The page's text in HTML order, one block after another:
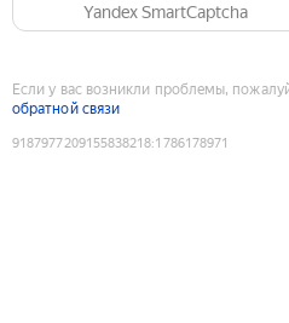
Yandex SmartCaptcha
Если у вас возникли проблемы,
обратной связи
9187977209155838218:1786178971